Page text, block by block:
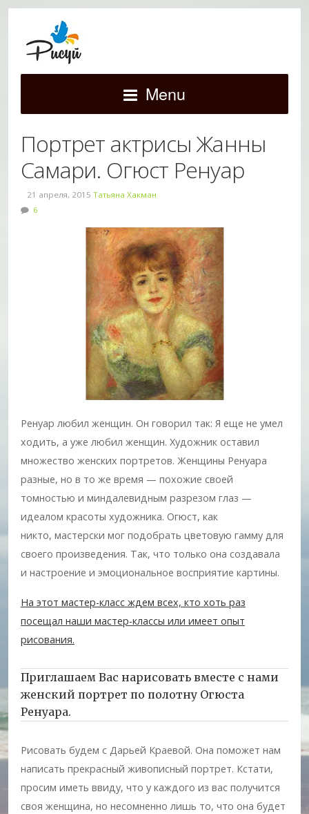
Menu
Портрет актрисы Жанны
Самари. Огюст Ренуар
21 апреля, 2015 Татьяна Хакман
6
Ренуар любил женщин. Он говорил так: Я еще не умел
ходить, а уже любил женщин. Художник оставил
множество женских портретов. Женщины Ренуара
разные, но в то же время — похожие своей
томностью и миндалевидным разрезом глаз —
идеалом красоты художника. Огюст, как
никто, мастерски мог подобрать цветовую гамму для
своего произведения. Так, что только она создавала
и настроение и эмоциональное восприятие картины.
На этот мастер-класс ждем всех, кто хоть раз
посещал наши мастер-классы или имеет опыт
рисования.
Приглашаем Вас нарисовать вместе с нами
женский портрет по полотну Огюста
Ренуара.
Рисовать будем с Дарьей Краевой. Она поможет нам
написать прекрасный живописный портрет. Кстати,
просим иметь ввиду, что у каждого из вас получится
своя женщина, но несомненно лишь то, что она будет